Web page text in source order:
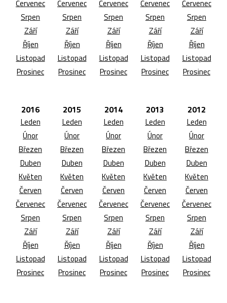
Červenec
Srpen
Září
Říjen
Listopad
Prosinec
Červenec
Srpen
Září
Říjen
Listopad
Prosinec
Červenec
Srpen
Září
Říjen
Listopad
Prosinec
Červenec
Srpen
Září
Říjen
Listopad
Prosinec
Červenec
Srpen
Září
Říjen
Listopad
Prosinec
2016
Leden
Únor
Březen
Duben
Květen
Červen
Červenec
Srpen
Září
Říjen
Listopad
Prosinec
2015
Leden
Únor
Březen
Duben
Květen
Červen
Červenec
Srpen
Září
Říjen
Listopad
Prosinec
2014
Leden
Únor
Březen
Duben
Květen
Červen
Červenec
Srpen
Září
Říjen
Listopad
Prosinec
2013
Leden
Únor
Březen
Duben
Květen
Červen
Červenec
Srpen
Září
Říjen
Listopad
Prosinec
2012
Leden
Únor
Březen
Duben
Květen
Červen
Červenec
Srpen
Září
Říjen
Listopad
Prosinec